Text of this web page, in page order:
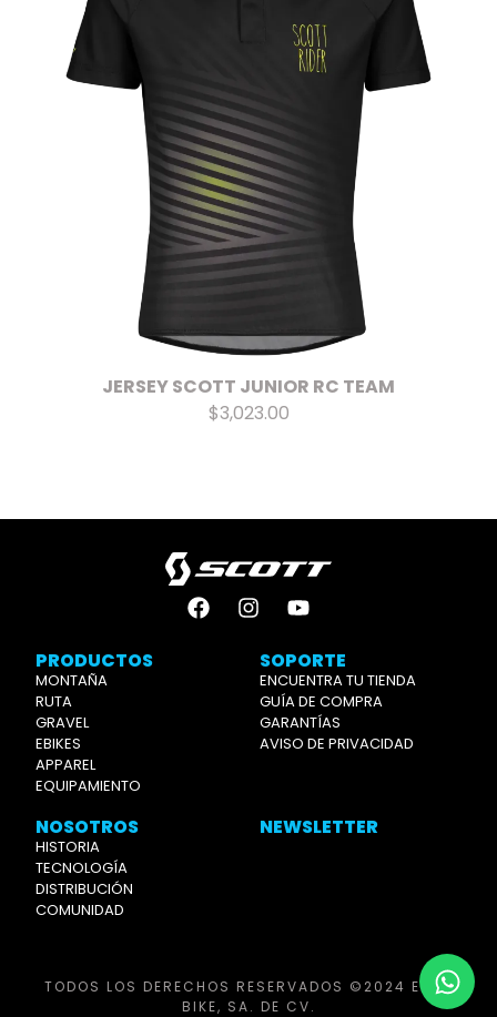
JERSEY SCOTT JUNIOR RC TEAM
$3,023.00
PRODUCTOS
MONTAÑA
RUTA
GRAVEL
EBIKES
APPAREL
EQUIPAMIENTO
SOPORTE
ENCUENTRA TU TIENDA
GUÍA DE COMPRA
GARANTÍAS
AVISO DE PRIVACIDAD
NOSOTROS
HISTORIA
TECNOLOGÍA
DISTRIBUCIÓN
COMUNIDAD
NEWSLETTER
TODOS LOS DERECHOS RESERVADOS ©2024 ELITE
BIKE, SA. DE CV.